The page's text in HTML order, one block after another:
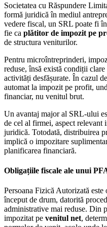
Societatea cu Răspundere
formă juridică în mediul
vedere fiscal, un SRL poate fi
fie ca plătitor de impozit pe
de structura veniturilor.
Pentru microîntreprinderi,
reduse, însă există condiții
activități desfășurate. În cazul
automat la impozit pe profit,
financiar, nu venitul brut.
Un avantaj major al SRL-ului
de cel al firmei, aspect relevant
juridică. Totodată, distribuirea
implică o impozitare
planificarea financiară.
Obligațiile fiscale ale unui
Persoana Fizică Autorizată
început de drum, datorită
administrative mai reduse. Din
impozitat pe venitul net,